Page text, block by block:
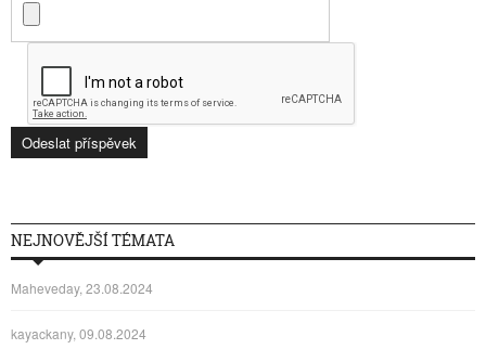
NEJNOVĚJŠÍ TÉMATA
Maheveday, 23.08.2024
kayackany, 09.08.2024